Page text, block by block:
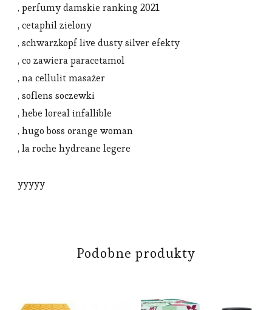
, perfumy damskie ranking 2021
, cetaphil zielony
, schwarzkopf live dusty silver efekty
, co zawiera paracetamol
, na cellulit masażer
, soflens soczewki
, hebe loreal infallible
, hugo boss orange woman
, la roche hydreane legere
yyyyy
Podobne produkty